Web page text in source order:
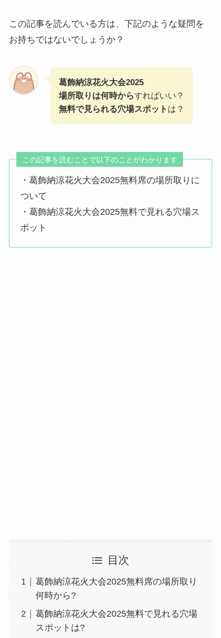
この記事を読んでいる方は、下記のような疑問を
お持ちではないでしょうか？
葛飾納涼花火大会2025
場所取りは何時からすればいい？
無料で見られる穴場スポット は？
この記事を読むことで以下のことがわかります
・葛飾納涼花火大会2025無料席の場所取りに
ついて
・葛飾納涼花火大会2025無料で見れる穴場ス
ポット
目次
葛飾納涼花火大会2025無料席の場所取り
何時から?
葛飾納涼花火大会2025無料で見れる穴場
スポットは?